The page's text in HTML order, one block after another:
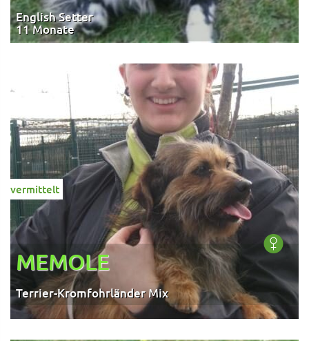
English Setter
11 Monate
vermittelt
MEMOLE
Terrier-Kromfohrländer Mix